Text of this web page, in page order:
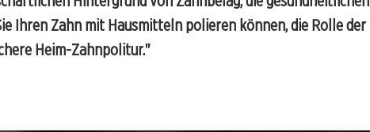
Ihren Zahn mit Hausmitteln polieren können, die Rolle der
Heim-Zahnpolitur."